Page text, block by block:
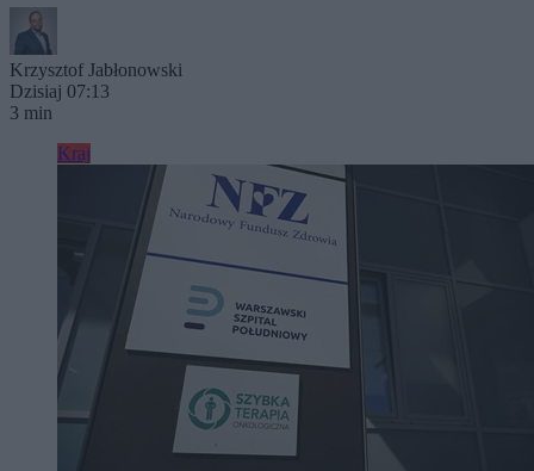
Krzysztof Jabłonowski
Dzisiaj 07:13
3 min
Kraj